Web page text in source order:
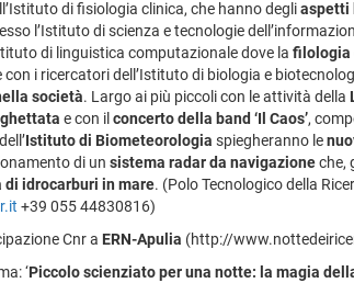
di fisiologia clinica, che hanno degliaspetti
l’Istituto di scienza e tecnologie
di linguistica computazionale dove la filologia
con i ricercatori dell’Istituto di biologia e
società. Largo ai più piccoli con le attività della
e con il concerto della band ‘Il Caos’,
Istituto di Biometeorologia spiegheranno le
di un sistema radar da navigazioneche,
di idrocarburi in mare. (Polo Tecnologico della
+39 055 44830816)
Cnr a ERN-Apulia (http://
‘Piccolo scienziato per una notte: la magia